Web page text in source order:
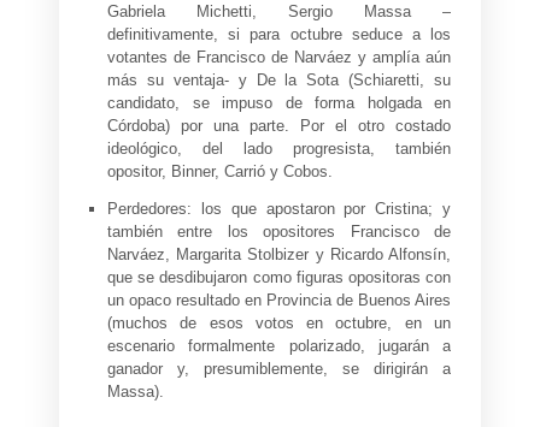
Gabriela Michetti, Sergio Massa –
definitivamente, si para octubre seduce a los
votantes de Francisco de Narváez y amplía aún
más su ventaja- y De la Sota (Schiaretti, su
candidato, se impuso de forma holgada en
Córdoba) por una parte. Por el otro costado
ideológico, del lado progresista, también
opositor, Binner, Carrió y Cobos.
Perdedores: los que apostaron por Cristina; y
también entre los opositores Francisco de
Narváez, Margarita Stolbizer y Ricardo Alfonsín,
que se desdibujaron como figuras opositoras con
un opaco resultado en Provincia de Buenos Aires
(muchos de esos votos en octubre, en un
escenario formalmente polarizado, jugarán a
ganador y, presumiblemente, se dirigirán a
Massa).